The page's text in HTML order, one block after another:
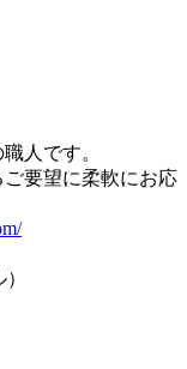
人です。
要望に柔軟にお応